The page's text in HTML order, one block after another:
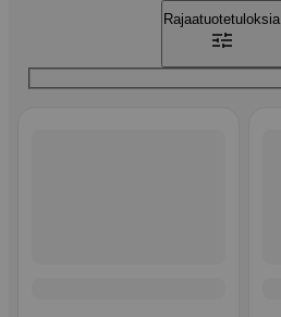
Rajaatuotetuloksia